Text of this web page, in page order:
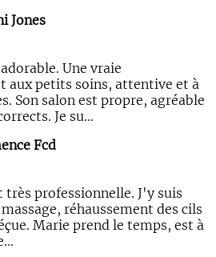
Jones
Une vraie
aux petits soins, attentive et à
Son salon est propre, agréable
Je su...
Fcd
très professionnelle. J'y suis
réhaussement des cils
Marie prend le temps, est à